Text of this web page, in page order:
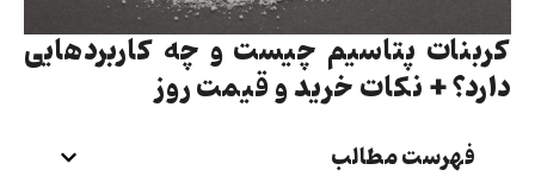
کربنات پتاسیم چیست و چه کاربردهایی
دارد؟ + نکات خرید و قیمت روز
فهرست مطالب